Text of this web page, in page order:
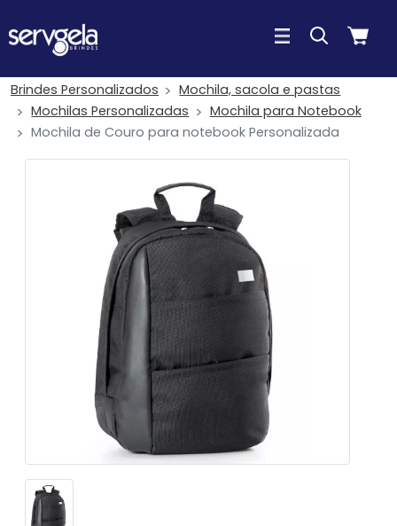
Brindes Personalizados
Mochila, sacola e pastas
Mochilas Personalizadas
Mochila para Notebook
Mochila de Couro para notebook Personalizada